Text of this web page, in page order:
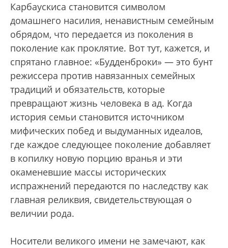
Карбаускиса становится символом
домашнего насилия, ненавистным семейным
обрядом, что передается из поколения в
поколение как проклятие. Вот тут, кажется, и
спрятано главное: «Будденброки» — это бунт
режиссера против навязанных семейных
традиций и обязательств, которые
превращают жизнь человека в ад. Когда
история семьи становится источником
мифических побед и выдуманных идеалов,
где каждое следующее поколение добавляет
в копилку новую порцию вранья и эти
окаменевшие массы исторических
испражнений передаются по наследству как
главная реликвия, свидетельствующая о
величии рода.
Носители великого имени не замечают, как